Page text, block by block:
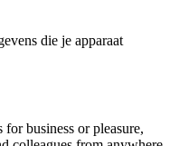
die je apparaat
business or pleasure,